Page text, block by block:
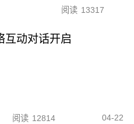
阅读 13317
互动对话开启
阅读 12814 04-22